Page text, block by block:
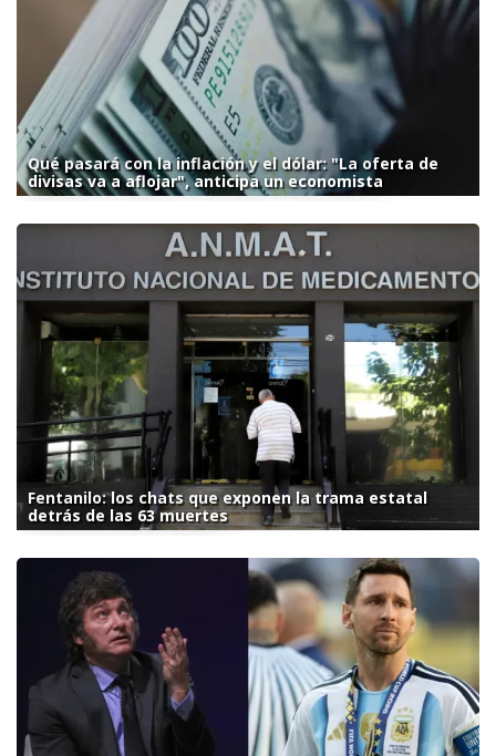
Qué pasará con la inflación y el dólar: "La oferta de
divisas va a aflojar", anticipa un economista
Fentanilo: los chats que exponen la trama estatal
detrás de las 63 muertes